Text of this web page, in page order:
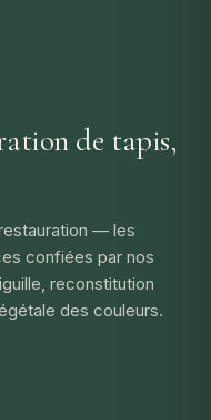
de tapis,
— les
confiées par nos
reconstitution
des couleurs.